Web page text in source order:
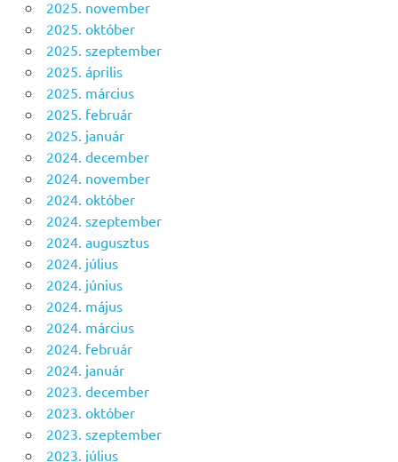
2025. november
2025. október
2025. szeptember
2025. április
2025. március
2025. február
2025. január
2024. december
2024. november
2024. október
2024. szeptember
2024. augusztus
2024. július
2024. június
2024. május
2024. március
2024. február
2024. január
2023. december
2023. október
2023. szeptember
2023. július